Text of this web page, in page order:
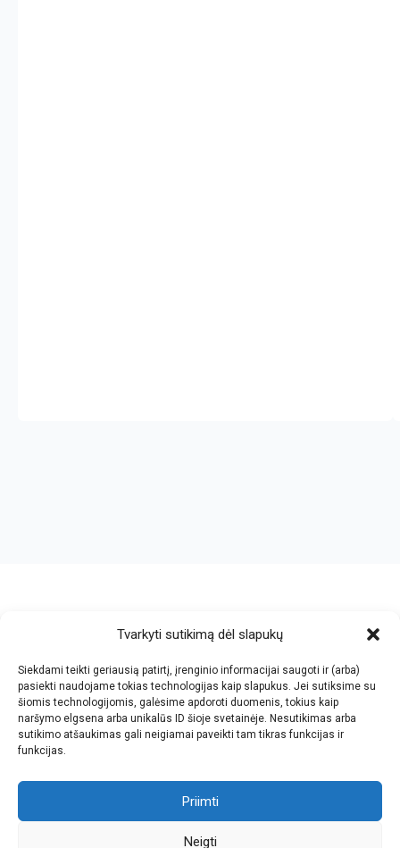
Tvarkyti sutikimą dėl slapukų
Siekdami teikti geriausią patirtį, įrenginio informacijai saugoti ir (arba)
pasiekti naudojame tokias technologijas kaip slapukus. Jei sutiksime su
šiomis technologijomis, galėsime apdoroti duomenis, tokius kaip
naršymo elgsena arba unikalūs ID šioje svetainėje. Nesutikimas arba
sutikimo atšaukimas gali neigiamai paveikti tam tikras funkcijas ir
funkcijas.
Priimti
Neigti
Įmonės kodas: 123612573
PVM kodas: LT236125716
El.paštas: info@jan.lt
Tel.: +370 5 277 65 38
Tel.: +370 5 247 21 45
Tel.: +370 657 81065
Kalvarijų g.143-43, Vilnius
Parko g.7, Naujoji Vilnia, KNYGYNAS
Darbo laikas: I-V 9.00-18.00